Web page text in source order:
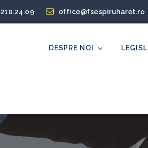
office@fsespiruharet.ro
HaretDESPRE NOI